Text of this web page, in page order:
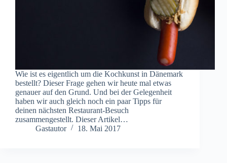
Wie ist es eigentlich um die Kochkunst in Dänemark
bestellt? Dieser Frage gehen wir heute mal etwas
genauer auf den Grund. Und bei der Gelegenheit
haben wir auch gleich noch ein paar Tipps für
deinen nächsten Restaurant-Besuch
zusammengestellt. Dieser Artikel…
Gastautor
18. Mai 2017